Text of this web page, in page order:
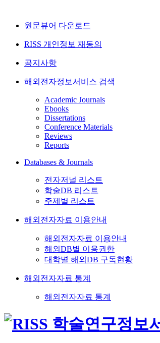
원문뷰어 다운로드
RISS 개인정보 재동의
공지사항
해외전자정보서비스 검색
Academic Journals
Ebooks
Dissertations
Conference Materials
Reviews
Reports
Databases & Journals
전자저널 리스트
학술DB 리스트
주제별 리스트
해외전자자료 이용안내
해외전자자료 이용안내
해외DB별 이용권한
대학별 해외DB 구독현황
해외전자자료 통계
해외전자자료 통계